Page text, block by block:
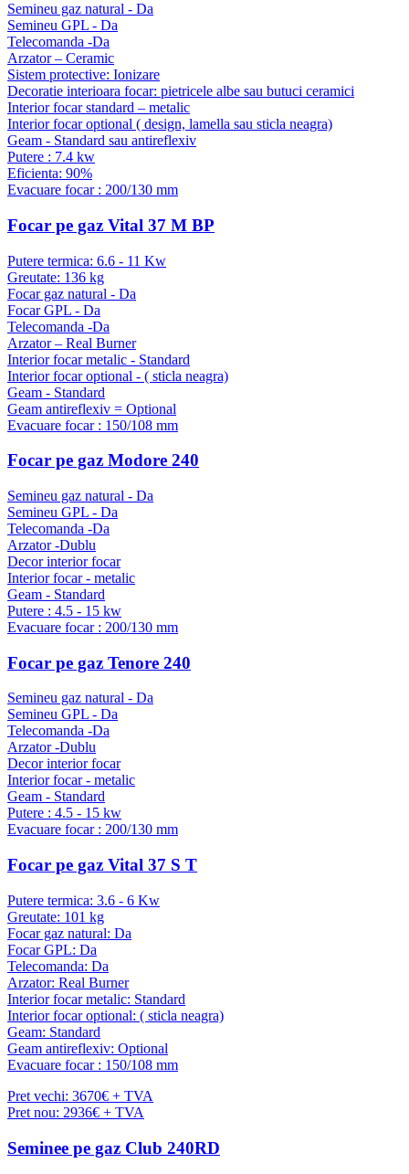
Semineu gaz natural - Da
Semineu GPL - Da
Telecomanda -Da
Arzator – Ceramic
Sistem protective: Ionizare
Decoratie interioara focar: pietricele albe sau butuci ceramici
Interior focar standard – metalic
Interior focar optional ( design, lamella sau sticla neagra)
Geam - Standard sau antireflexiv
Putere : 7.4 kw
Eficienta: 90%
Evacuare focar : 200/130 mm
Focar pe gaz Vital 37 M BP
Putere termica: 6.6 - 11 Kw
Greutate: 136 kg
Focar gaz natural - Da
Focar GPL - Da
Telecomanda -Da
Arzator – Real Burner
Interior focar metalic - Standard
Interior focar optional - ( sticla neagra)
Geam - Standard
Geam antireflexiv = Optional
Evacuare focar : 150/108 mm
Focar pe gaz Modore 240
Semineu gaz natural - Da
Semineu GPL - Da
Telecomanda -Da
Arzator -Dublu
Decor interior focar
Interior focar - metalic
Geam - Standard
Putere : 4.5 - 15 kw
Evacuare focar : 200/130 mm
Focar pe gaz Tenore 240
Semineu gaz natural - Da
Semineu GPL - Da
Telecomanda -Da
Arzator -Dublu
Decor interior focar
Interior focar - metalic
Geam - Standard
Putere : 4.5 - 15 kw
Evacuare focar : 200/130 mm
Focar pe gaz Vital 37 S T
Putere termica: 3.6 - 6 Kw
Greutate: 101 kg
Focar gaz natural: Da
Focar GPL: Da
Telecomanda: Da
Arzator: Real Burner
Interior focar metalic: Standard
Interior focar optional: ( sticla neagra)
Geam: Standard
Geam antireflexiv: Optional
Evacuare focar : 150/108 mm
Pret vechi: 3670€ + TVA
Pret nou: 2936€ + TVA
Seminee pe gaz Club 240RD